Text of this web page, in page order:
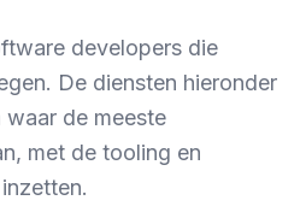
developers die
De diensten hieronder
de meeste
met de tooling en